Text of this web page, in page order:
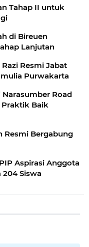
Tahap II untuk
di Bireuen
Lanjutan
Resmi Jabat
Purwakarta
Road
Praktik Baik
Resmi Bergabung
Aspirasi Anggota
204 Siswa